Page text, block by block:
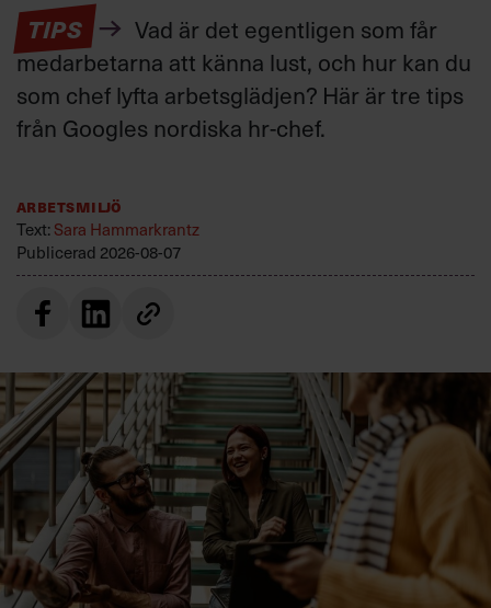
TIPS
Vad är det egentligen som får
medarbetarna att känna lust, och hur kan du
som chef lyfta arbetsglädjen? Här är tre tips
från Googles nordiska hr-chef.
Arbetsmiljö
Text:Sara Hammarkrantz
Publicerad 2026-08-07